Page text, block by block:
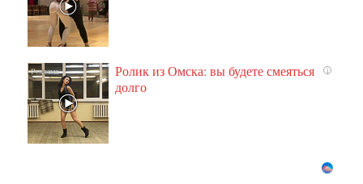
i
Ролик из Омска: вы будете смеяться
долго